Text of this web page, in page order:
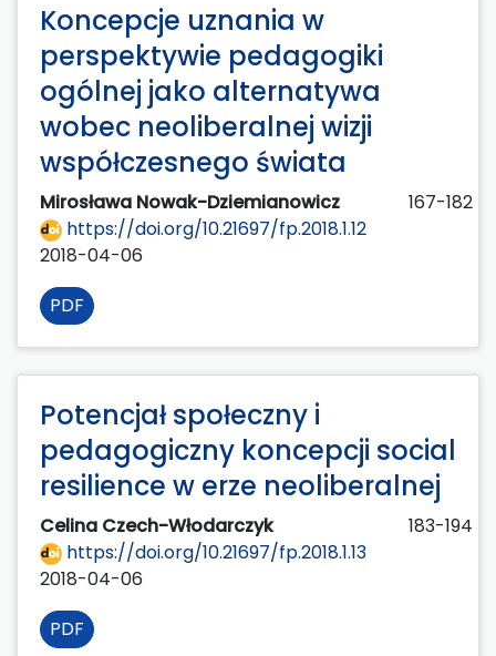
Koncepcje uznania w
perspektywie pedagogiki
ogólnej jako alternatywa
wobec neoliberalnej wizji
współczesnego świata
Mirosława Nowak-Dziemianowicz
167-182
https://doi.org/10.21697/fp.2018.1.12
2018-04-06
PDF
Potencjał społeczny i
pedagogiczny koncepcji social
resilience w erze neoliberalnej
Celina Czech-Włodarczyk
183-194
https://doi.org/10.21697/fp.2018.1.13
2018-04-06
PDF